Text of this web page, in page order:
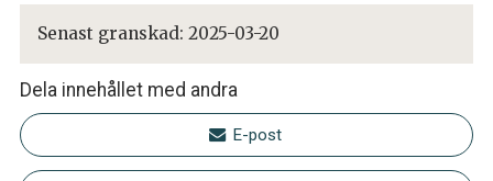
Senast granskad: 2025-03-20
Dela innehållet med andra
E-post